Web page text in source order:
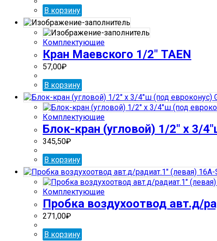
В корзину
Комплектующие
Кран Маевского 1/2″ TAEN
57,00₽
В корзину
Комплектующие
Блок-кран (угловой) 1/2″ x 3/
345,50₽
В корзину
Комплектующие
Пробка воздухоотвод авт.д/
271,00₽
В корзину